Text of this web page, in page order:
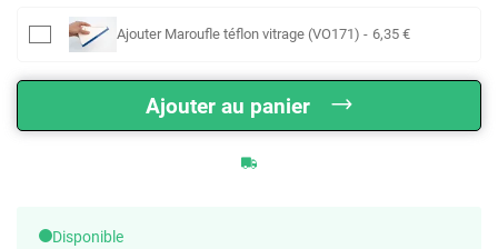
Ajouter Maroufle téflon vitrage (VO171) - 6,35 €
Ajouter au panier
Disponible